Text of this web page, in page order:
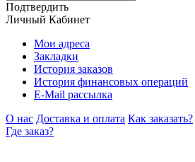
Подтвердить
Личный Кабинет
Мои адреса
Закладки
История заказов
История финансовых операций
E-Mail рассылка
О нас Доставка и оплата Как заказать?
Где заказ?